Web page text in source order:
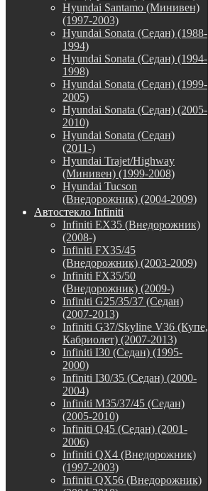
Hyundai Santamo (Минивен)
(1997-2003)
Hyundai Sonata (Седан) (1988-
1994)
Hyundai Sonata (Седан) (1994-
1998)
Hyundai Sonata (Седан) (1999-
2005)
Hyundai Sonata (Седан) (2005-
2010)
Hyundai Sonata (Седан)
(2011-)
Hyundai Trajet/Highway
(Минивен) (1999-2008)
Hyundai Tucson
(Внедорожник) (2004-2009)
Автостекло Infiniti
Infiniti EX35 (Внедорожник)
(2008-)
Infiniti FX35/45
(Внедорожник) (2003-2009)
Infiniti FX35/50
(Внедорожник) (2009-)
Infiniti G25/35/37 (Седан)
(2007-2013)
Infiniti G37/Skyline V36 (Купе,
Кабриолет) (2007-2013)
Infiniti I30 (Седан) (1995-
2000)
Infiniti I30/35 (Седан) (2000-
2004)
Infiniti M35/37/45 (Седан)
(2005-2010)
Infiniti Q45 (Седан) (2001-
2006)
Infiniti QX4 (Внедорожник)
(1997-2003)
Infiniti QX56 (Внедорожник)